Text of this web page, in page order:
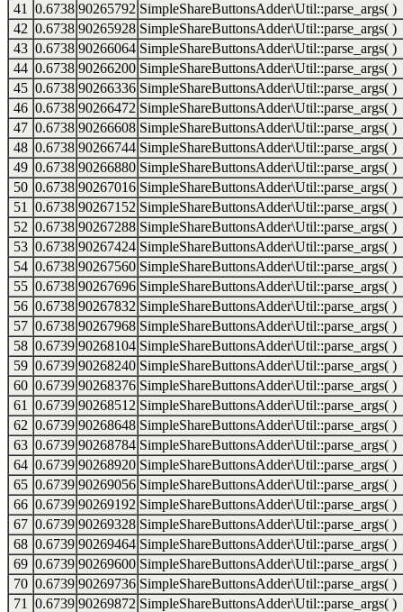
41
0.6738 90265792 SimpleShareButtonsAdder\Util::parse_args( )
42 0.6738 90265928 SimpleShareButtonsAdder\Util::parse_args( )
43 0.6738 90266064 SimpleShareButtonsAdder\Util::parse_args( )
44 0.6738 90266200 SimpleShareButtonsAdder\Util::parse_args( )
45 0.6738 90266336 SimpleShareButtonsAdder\Util::parse_args( )
46 0.6738 90266472 SimpleShareButtonsAdder\Util::parse_args( )
47 0.6738 90266608 SimpleShareButtonsAdder\Util::parse_args( )
48 0.6738 90266744 SimpleShareButtonsAdder\Util::parse_args( )
49 0.6738 90266880 SimpleShareButtonsAdder\Util::parse_args( )
50 0.6738 90267016 SimpleShareButtonsAdder\Util::parse_args( )
51
0.6738 90267152 SimpleShareButtonsAdder\Util::parse_args( )
52 0.6738 90267288 SimpleShareButtonsAdder\Util::parse_args( )
53 0.6738 90267424 SimpleShareButtonsAdder\Util::parse_args( )
54 0.6738 90267560 SimpleShareButtonsAdder\Util::parse_args( )
55 0.6738 90267696 SimpleShareButtonsAdder\Util::parse_args( )
56 0.6738 90267832 SimpleShareButtonsAdder\Util::parse_args( )
57 0.6738 90267968 SimpleShareButtonsAdder\Util::parse_args( )
58 0.6739 90268104 SimpleShareButtonsAdder\Util::parse_args( )
59 0.6739 90268240 SimpleShareButtonsAdder\Util::parse_args( )
60 0.6739 90268376 SimpleShareButtonsAdder\Util::parse_args( )
61
0.6739 90268512 SimpleShareButtonsAdder\Util::parse_args( )
62 0.6739 90268648 SimpleShareButtonsAdder\Util::parse_args( )
63 0.6739 90268784 SimpleShareButtonsAdder\Util::parse_args( )
64 0.6739 90268920 SimpleShareButtonsAdder\Util::parse_args( )
65 0.6739 90269056 SimpleShareButtonsAdder\Util::parse_args( )
66 0.6739 90269192 SimpleShareButtonsAdder\Util::parse_args( )
67 0.6739 90269328 SimpleShareButtonsAdder\Util::parse_args( )
68 0.6739 90269464 SimpleShareButtonsAdder\Util::parse_args( )
69 0.6739 90269600 SimpleShareButtonsAdder\Util::parse_args( )
70 0.6739 90269736 SimpleShareButtonsAdder\Util::parse_args( )
71
0.6739 90269872 SimpleShareButtonsAdder\Util::parse_args( )